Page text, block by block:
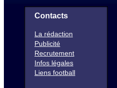
Contacts
La rédaction
Publicité
Recrutement
Infos légales
Liens football